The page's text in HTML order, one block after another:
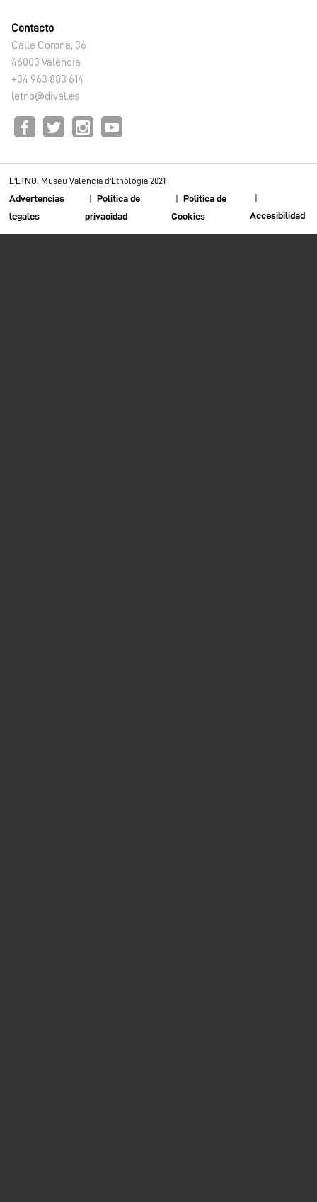
Contacto
Calle Corona, 36
46003 València
+34 963 883 614
letno@dival.es
L'ETNO. Museu Valencià d'Etnologia 2021
Advertencias
legales
Política de
privacidad
Política de
Cookies
Accesibilidad